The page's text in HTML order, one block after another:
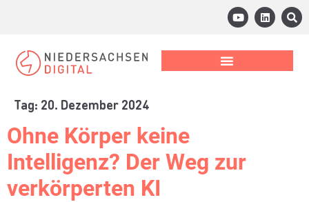
Tag: 20. Dezember 2024
Ohne Körper keine
Intelligenz? Der Weg zur
verkörperten KI